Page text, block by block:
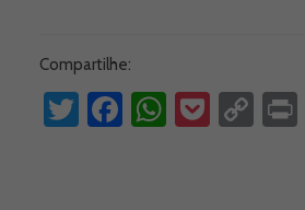
Compartilhe:
Twitter
Facebook
WhatsApp
Pocket